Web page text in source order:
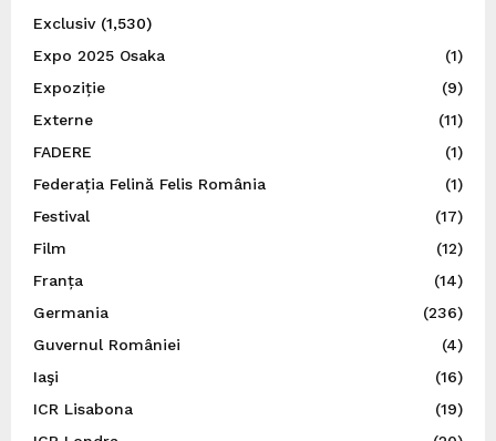
Exclusiv(1,530)
Expo 2025 Osaka
(1)
Expoziție
(9)
Externe
(11)
FADERE
(1)
Federația Felină Felis România
(1)
Festival
(17)
Film
(12)
Franța
(14)
Germania
(236)
Guvernul României
(4)
Iaşi
(16)
ICR Lisabona
(19)